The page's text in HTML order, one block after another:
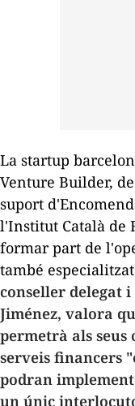
La startup
Venture Builder,
suport
l'Institut Català de
formar part de
també
conseller delegat
Jiménez, valora
permetrà als
serveis financers
podran
un únic